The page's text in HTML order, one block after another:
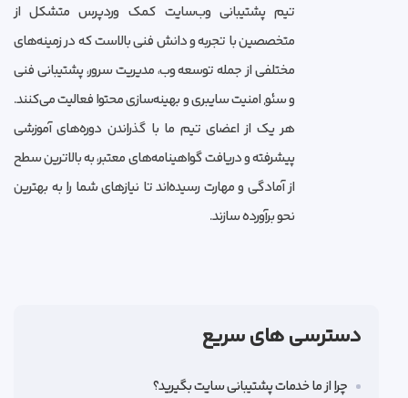
تیم پشتیبانی وب‌سایت کمک وردپرس متشکل از
متخصصین با تجربه و دانش فنی بالاست که در زمینه‌های
مختلفی از جمله توسعه وب، مدیریت سرور، پشتیبانی فنی
و سئو, امنیت سایبری و بهینه‌سازی محتوا فعالیت می‌کنند.
هر یک از اعضای تیم ما با گذراندن دوره‌های آموزشی
پیشرفته و دریافت گواهینامه‌های معتبر، به بالاترین سطح
از آمادگی و مهارت رسیده‌اند تا نیازهای شما را به بهترین
نحو برآورده سازند.
دسترسی های سریع
چرا از ما خدمات پشتیبانی سایت بگیرید؟